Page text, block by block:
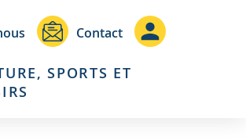
Contact
Header
-
SPORTS ET